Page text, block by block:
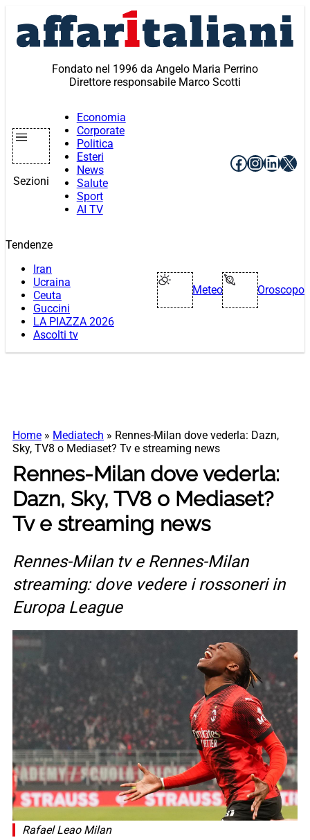
contenuto
Fondato nel 1996 da Angelo Maria Perrino
Direttore responsabile Marco Scotti
Sezioni
Economia
Corporate
Politica
Esteri
News
Salute
Sport
AI TV
Facebook
X
Tendenze
Iran
Ucraina
Ceuta
Guccini
LA PIAZZA 2026
Ascolti tv
Meteo Oroscopo
Home » Mediatech » Rennes-Milan dove vederla: Dazn,
Sky, TV8 o Mediaset? Tv e streaming news
Rennes-Milan dove vederla:
Dazn, Sky, TV8 o Mediaset?
Tv e streaming news
Rennes-Milan tv e Rennes-Milan
streaming: dove vedere i rossoneri in
Europa League
Rafael Leao Milan